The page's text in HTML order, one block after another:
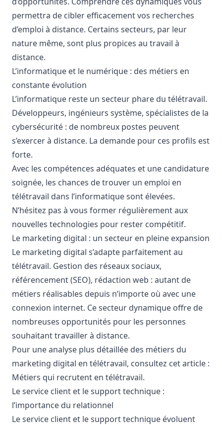
permettra de cibler efficacement vos recherches
d’emploi à distance. Certains secteurs, par leur
nature même, sont plus propices au travail à
distance.
L’informatique et le numérique : des métiers en
constante évolution
L’informatique reste un secteur phare du télétravail.
Développeurs, ingénieurs système, spécialistes de la
cybersécurité : de nombreux postes peuvent
s’exercer à distance. La demande pour ces profils est
forte.
Avec les compétences adéquates et une candidature
soignée, les chances de trouver un emploi en
télétravail dans l’informatique sont élevées.
N’hésitez pas à vous former régulièrement aux
nouvelles technologies pour rester compétitif.
Le marketing digital : un secteur en pleine expansion
Le marketing digital s’adapte parfaitement au
télétravail. Gestion des réseaux sociaux,
référencement (SEO), rédaction web : autant de
métiers réalisables depuis n’importe où avec une
connexion internet. Ce secteur dynamique offre de
nombreuses opportunités pour les personnes
souhaitant travailler à distance.
Pour une analyse plus détaillée des métiers du
marketing digital en télétravail, consultez cet article :
Métiers qui recrutent en télétravail.
Le service client et le support technique :
l’importance du relationnel
Le service client et le support technique évoluent